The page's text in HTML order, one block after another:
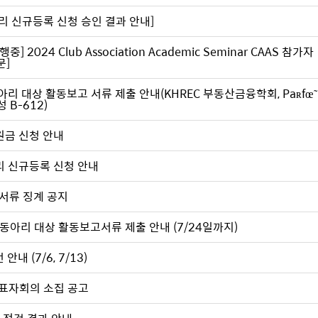
신규등록 신청 승인 결과 안내]
중] 2024 Club Association Academic Seminar CAAS 참가자
]
대상 활동보고 서류 제출 안내(KHREC 부동산금융학회, Paʀfœ̃
B-612)
신청 안내
규등록 신청 안내
류 징계 공지
아리 대상 활동보고서류 제출 안내 (7/24일까지)
안내 (7/6, 7/13)
회의 소집 공고